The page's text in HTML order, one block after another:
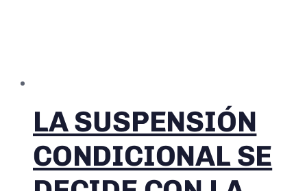
LA SUSPENSIÓN
CONDICIONAL SE